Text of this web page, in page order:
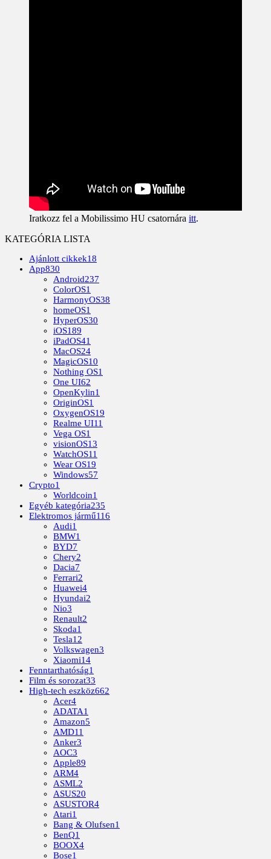
Iratkozz fel a Mobilissimo HU csatornára itt.
KATEGÓRIA LISTA
Ajánlott cikkek18
App830
Android237
ColorOS1
HarmonyOS38
homeOS1
HyperOS30
iOS189
iPadOS41
MacOS24
MagicOS10
Nothing OS1
One UI62
OpenKylin1
OriginOS1
OxygenOS19
Realme UI11
Vega OS1
visionOS13
WatchOS11
Wear OS19
Windows57
Crypto1
Worldcoin1
Egyéb kategória235
Elektromos jármű116
Audi1
BMW1
BYD7
Chery2
Dacia7
Ferrari2
Huawei4
Hyundai2
Nio3
Renault2
Skoda1
Tesla12
Volkswagen3
Xiaomi14
Fenntarthatóság1
Film és sorozat33
High-tech eszköz662
Acer4
ADATA1
Amazon5
AMD11
Anker3
AOC3
Apple89
ARM4
ASML2
ASUS20
ASUSTOR4
Atari1
Bang & Olufsen1
BenQ1
BOOX4
Bose1